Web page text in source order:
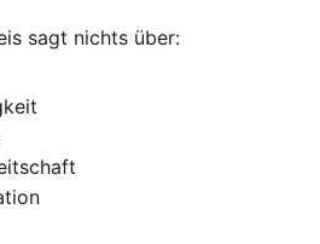
sagt nichts über: